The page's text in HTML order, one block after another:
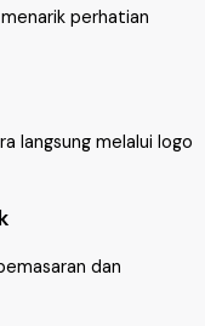
perhatian
langsung melalui logo
dan